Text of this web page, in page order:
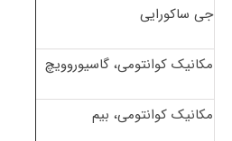
جی ساکورایی
مکانیک کوانتومی، گاسیوروویچ
مکانیک کوانتومی، بیم